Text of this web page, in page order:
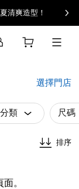
清爽造型！
選擇門店
類 尺碼
排序
。